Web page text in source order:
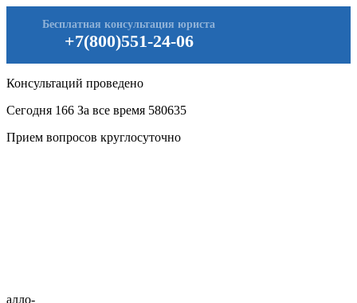
+7(800)551-24-06
Бесплатная консультация юриста
Консультаций проведено
Сегодня 166 За все время 580635
Прием вопросов круглосуточно
алло-